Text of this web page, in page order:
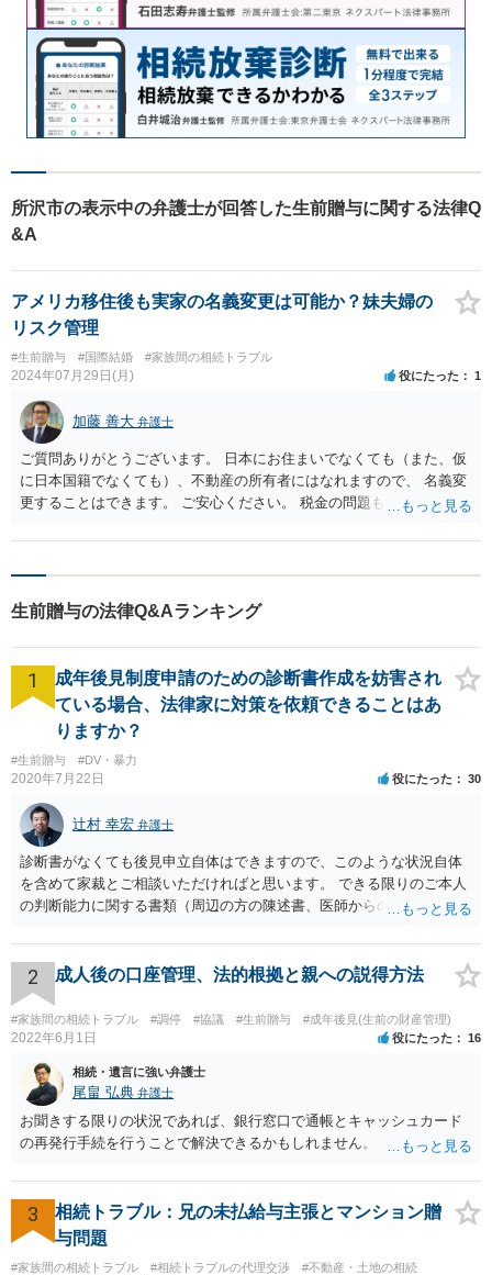
所沢市の表示中の弁護士が回答した生前贈与に関する法律Q
&A
アメリカ移住後も実家の名義変更は可能か？妹夫婦の
リスク管理
#生前贈与 #国際結婚 #家族間の相続トラブル
2024年07月29日(月) 役にたった 1
加藤 善大 弁護士
ご質問ありがとうございます。 日本にお住まいでなくても（また、仮
に日本国籍でなくても）、不動産の所有者にはなれますので、 名義変
更することはできます。 ご安心ください。 税金の問題もありますの
でしょうか。）と一緒に、 お近くの弁護士に直接相談して、アドバイ
生前贈与の法律Q&Aランキング
1
成年後見制度申請のための診断書作成を妨害され
ている場合、法律家に対策を依頼できることはあ
りますか？
#生前贈与 #DV・暴力
2020年7月22日 役にたった 30
辻村 幸宏 弁護士
診断書がなくても後見申立自体はできますので、このような状況自体
を含めて家裁とご相談いただければと思います。 できる限りのご本人
の判断能力に関する書類（周辺の方の陳述書、医師からの聴取書等）
をしていただければそこから先は進むのではないかと存じます。 ま
た、Aさんの意向を酌みすぎるあまりに後見申立ができない状況にして
いる施設の問題もありますので、当該地域の地域包括支援センターに
ご相談されるのもひとつの方法です。
2 成人後の口座管理、法的根拠と親への説得方法
#家族間の相続トラブル #調停 #協議 #生前贈与 #成年後見(生前の財産管理)
2022年6月1日 役にたった 16
相続・遺言に強い弁護士
尾畠 弘典 弁護士
お聞きする限りの状況であれば、銀行窓口で通帳とキャッシュカード
の再発行手続を行うことで解決できるかもしれません。
3
相続トラブル：兄の未払給与主張とマンション贈
与問題
#家族間の相続トラブル #相続トラブルの代理交渉
#不動産・土地の相続